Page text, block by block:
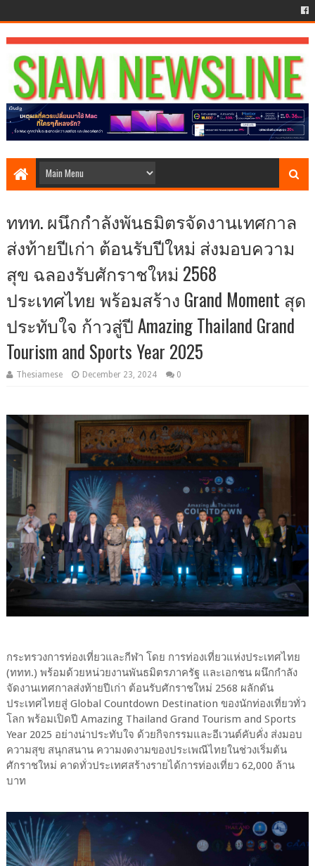
ททท. ผนึกกำลังพันธมิตรจัดงานเทศกาล
ส่งท้ายปีเก่า ต้อนรับปีใหม่ ส่งมอบความ
สุข ฉลองรับศักราชใหม่ 2568
ประเทศไทย พร้อมสร้าง Grand Moment สุด
ประทับใจ ก้าวสู่ปี Amazing Thailand Grand
Tourism and Sports Year 2025
Thesiamese December 23, 2024 0
กระทรวงการท่องเที่ยวและกีฬา โดย การท่องเที่ยวแห่งประเทศไทย
(ททท.) พร้อมด้วยหน่วยงานพันธมิตรภาครัฐ และเอกชน ผนึกกำลัง
จัดงานเทศกาลส่งท้ายปีเก่า ต้อนรับศักราชใหม่ 2568 ผลักดัน
ประเทศไทยสู่ Global Countdown Destination ของนักท่องเที่ยวทั่ว
โลก พร้อมเปิดปี Amazing Thailand Grand Tourism and Sports
Year 2025 อย่างน่าประทับใจ ด้วยกิจกรรมและอีเวนต์คับคั่ง ส่งมอบ
ความสุข สนุกสนาน ความงดงามของประเพณีไทยในช่วงเริ่มต้น
ศักราชใหม่ คาดทั่วประเทศสร้างรายได้การท่องเที่ยว 62,000 ล้าน
บาท